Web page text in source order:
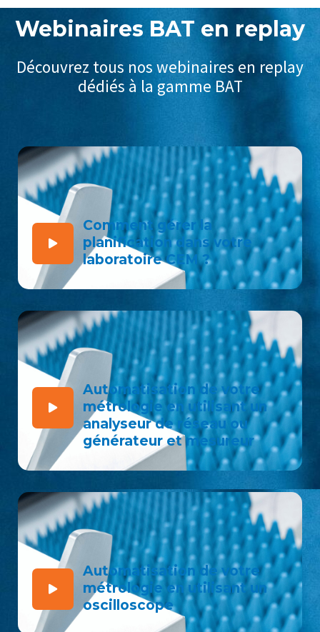
Webinaires BAT en replay
Découvrez tous nos webinaires en replay
dédiés à la gamme BAT
Comment gérer la
planification dans votre
laboratoire CEM ?
Automatisation de votre
métrologie en utilisant un
analyseur de réseau ou
générateur et mesureur
Automatisation de votre
métrologie en utilisant un
oscilloscope